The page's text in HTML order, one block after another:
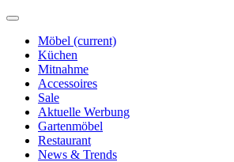
Möbel (current)
Küchen
Mitnahme
Accessoires
Sale
Aktuelle Werbung
Gartenmöbel
Restaurant
News & Trends